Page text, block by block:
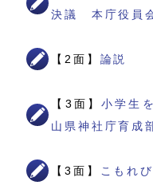
決議 本庁役員
【2面】 論説
【3面】小学生
山県神社庁育成
【3面】 こもれび